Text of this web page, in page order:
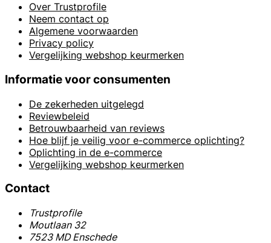
Over Trustprofile
Neem contact op
Algemene voorwaarden
Privacy policy
Vergelijking webshop keurmerken
Informatie voor consumenten
De zekerheden uitgelegd
Reviewbeleid
Betrouwbaarheid van reviews
Hoe blijf je veilig voor e-commerce oplichting?
Oplichting in de e-commerce
Vergelijking webshop keurmerken
Contact
Trustprofile
Moutlaan 32
7523 MD Enschede